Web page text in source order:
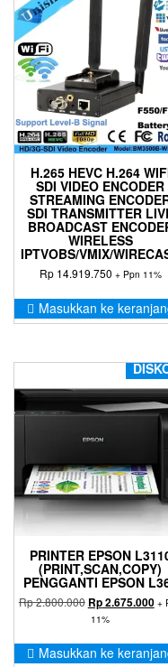
H.265 HEVC H.264
SDI VIDEO ENCODER
STREAMING
SDI TRANSMITTER
BROADCAST
WIRELESS
IPTVOBS/VMIX/
Rp14.919.750 + Ppn 11%
Masukkan ke
PRINTER EPSON
(PRINT,SCAN,COPY)
PENGGANTI EPSON
Rp2.800.000 Harga
aslinya
Rp 2.800.000.
Rp2.675.000 +
11%
Masukkan ke